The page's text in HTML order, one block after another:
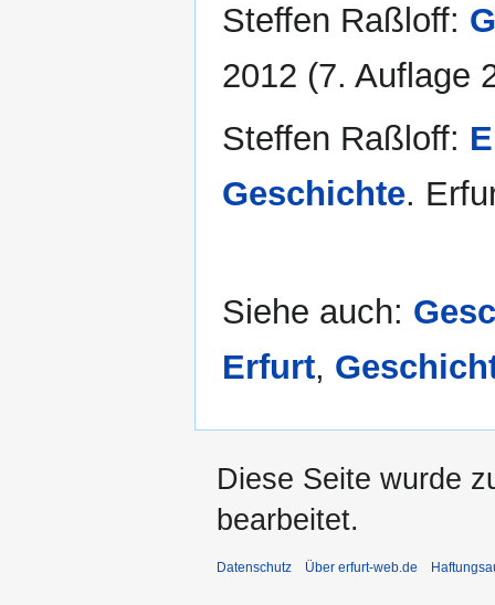
Steffen Raßloff:
2012 (7. Auflage
Steffen Raßloff:
Geschichte.
Siehe auch:
Erfurt,
Diese Seite wurde
bearbeitet.
Datenschutz Über erfurt-web.de